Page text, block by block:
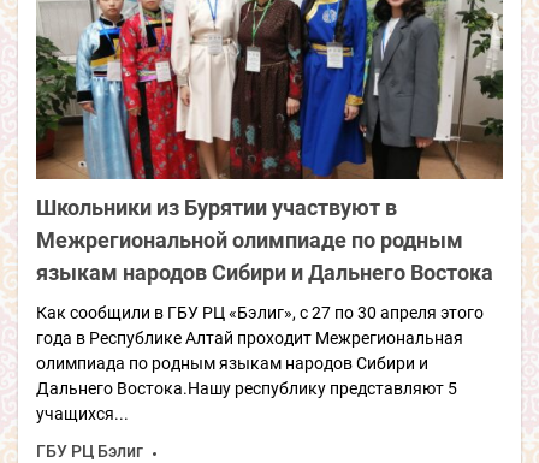
Школьники из Бурятии участвуют в
Межрегиональной олимпиаде по родным
языкам народов Сибири и Дальнего Востока
Как сообщили в ГБУ РЦ «Бэлиг», с 27 по 30 апреля этого
года в Республике Алтай проходит Межрегиональная
олимпиада по родным языкам народов Сибири и
Дальнего Востока.Нашу республику представляют 5
учащихся...
ГБУ РЦ Бэлиг